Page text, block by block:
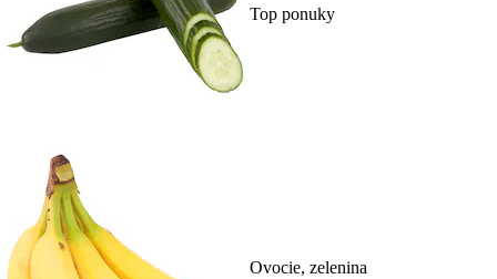
Top ponuky
Ovocie, zelenina